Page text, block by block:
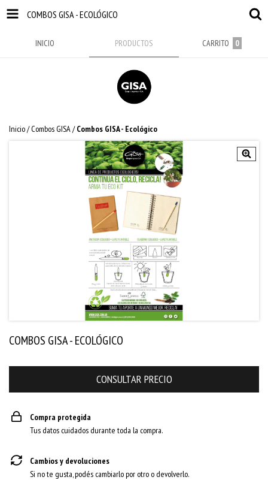
COMBOS GISA - ECOLÓGICO
INICIO PRODUCTOS CARRITO 0
Inicio/ Combos GISA/ Combos GISA - Ecológico
COMBOS GISA - ECOLÓGICO
Compra protegida
Tus datos cuidados durante toda la compra.
Cambios y devoluciones
Si no te gusta, podés cambiarlo por otro o devolverlo.